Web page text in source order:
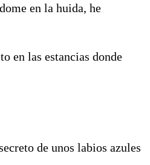
en la huida, he
en las estancias donde
de unos labios azules